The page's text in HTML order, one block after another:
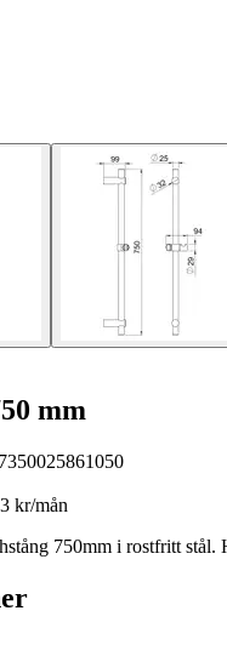
mm
7350025861050
kr/mån
750mm i rostfritt stål.